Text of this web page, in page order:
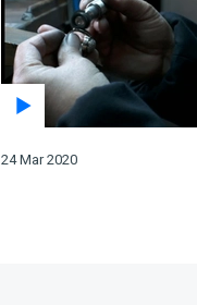
24 Mar 2020